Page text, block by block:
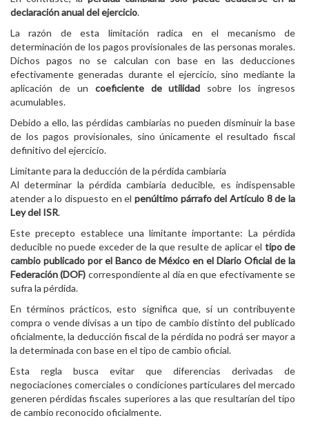
declaración anual del ejercicio.
La razón de esta limitación radica en el mecanismo de
determinación de los pagos provisionales de las personas morales.
Dichos pagos no se calculan con base en las deducciones
efectivamente generadas durante el ejercicio, sino mediante la
aplicación de un coeficiente de utilidad sobre los ingresos
acumulables.
Debido a ello, las pérdidas cambiarias no pueden disminuir la base
de los pagos provisionales, sino únicamente el resultado fiscal
definitivo del ejercicio.
Limitante para la deducción de la pérdida cambiaria
Al determinar la pérdida cambiaria deducible, es indispensable
atender a lo dispuesto en el penúltimo párrafo del Artículo 8 de la
Ley del ISR.
Este precepto establece una limitante importante: La pérdida
deducible no puede exceder de la que resulte de aplicar el tipo de
cambio publicado por el Banco de México en el Diario Oficial de la
Federación (DOF) correspondiente al día en que efectivamente se
sufra la pérdida.
En términos prácticos, esto significa que, si un contribuyente
compra o vende divisas a un tipo de cambio distinto del publicado
oficialmente, la deducción fiscal de la pérdida no podrá ser mayor a
la determinada con base en el tipo de cambio oficial.
Esta regla busca evitar que diferencias derivadas de
negociaciones comerciales o condiciones particulares del mercado
generen pérdidas fiscales superiores a las que resultarían del tipo
de cambio reconocido oficialmente.